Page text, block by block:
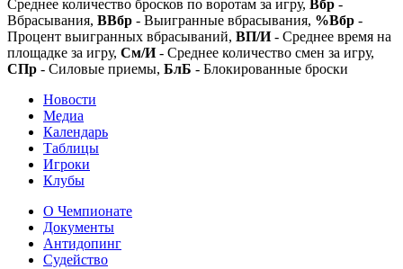
Среднее количество бросков по воротам за игру, Вбр -
Вбрасывания, ВВбр - Выигранные вбрасывания, %Вбр -
Процент выигранных вбрасываний, ВП/И- Среднее время на
площадке за игру, См/И- Среднее количество смен за игру,
СПр - Силовые приемы, БлБ - Блокированные броски
Новости
Медиа
Календарь
Таблицы
Игроки
Клубы
О Чемпионате
Документы
Антидопинг
Судейство